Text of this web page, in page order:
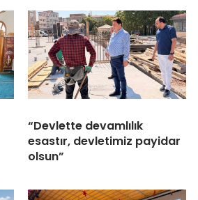
“Devlette devamlılık
esastır, devletimiz payidar
olsun”